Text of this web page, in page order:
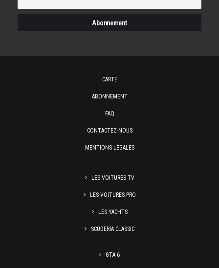
CARTE
ABONNEMENT
FAQ
CONTACTEZ-NOUS
MENTIONS LÉGALES
LES VOITURES TV
LES VOITURES PRO
LES YACHTS
SCUDERIA CLASSIC
GTA 6